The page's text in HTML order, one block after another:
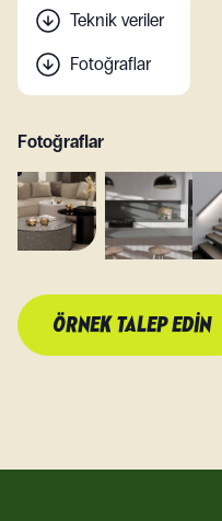
Teknik veriler
Fotoğraflar
Fotoğraflar
ÖRNEK TALEP EDIN